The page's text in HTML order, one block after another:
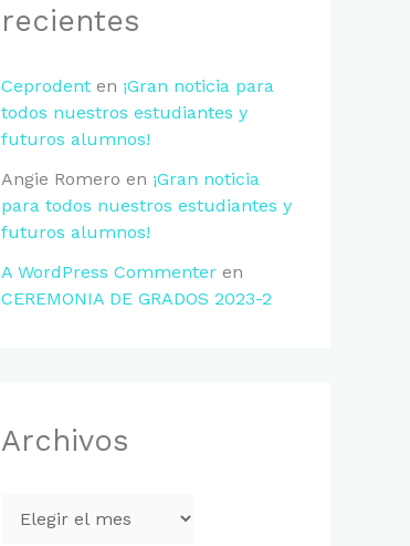
p
r
:
recientes
Ceprodent en ¡Gran noticia para
todos nuestros estudiantes y
futuros alumnos!
Angie Romero en ¡Gran noticia
para todos nuestros estudiantes y
futuros alumnos!
A WordPress Commenter en
CEREMONIA DE GRADOS 2023-2
Archivos
s
í
s